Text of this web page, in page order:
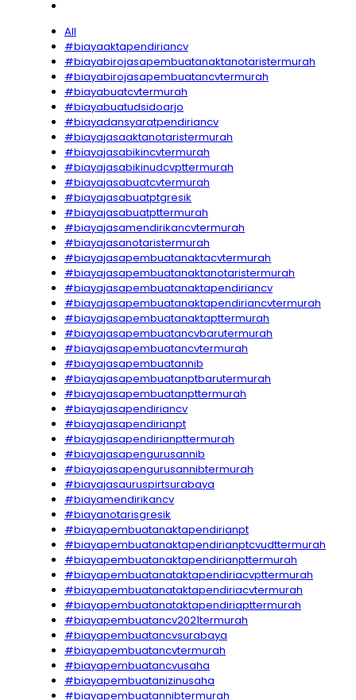
All
#biayaaktapendiriancv
#biayabirojasapembuatanaktanotaristermurah
#biayabirojasapembuatancvtermurah
#biayabuatcvtermurah
#biayabuatudsidoarjo
#biayadansyaratpendiriancv
#biayajasaaktanotaristermurah
#biayajasabikincvtermurah
#biayajasabikinudcvpttermurah
#biayajasabuatcvtermurah
#biayajasabuatptgresik
#biayajasabuatpttermurah
#biayajasamendirikancvtermurah
#biayajasanotaristermurah
#biayajasapembuatanaktacvtermurah
#biayajasapembuatanaktanotaristermurah
#biayajasapembuatanaktapendiriancv
#biayajasapembuatanaktapendiriancvtermurah
#biayajasapembuatanaktapttermurah
#biayajasapembuatancvbarutermurah
#biayajasapembuatancvtermurah
#biayajasapembuatannib
#biayajasapembuatanptbarutermurah
#biayajasapembuatanpttermurah
#biayajasapendiriancv
#biayajasapendirianpt
#biayajasapendirianpttermurah
#biayajasapengurusannib
#biayajasapengurusannibtermurah
#biayajasauruspirtsurabaya
#biayamendirikancv
#biayanotarisgresik
#biayapembuatanaktapendirianpt
#biayapembuatanaktapendirianptcvudttermurah
#biayapembuatanaktapendirianpttermurah
#biayapembuatanataktapendiriacvpttermurah
#biayapembuatanataktapendiriacvtermurah
#biayapembuatanataktapendiriapttermurah
#biayapembuatancv2021termurah
#biayapembuatancvsurabaya
#biayapembuatancvtermurah
#biayapembuatancvusaha
#biayapembuatanizinusaha
#biayapembuatannibtermurah